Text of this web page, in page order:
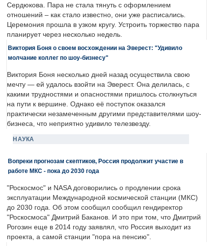
Сердюкова. Пара не стала тянуть с оформлением
отношений – как стало известно, они уже расписались.
Церемония прошла в узком кругу. Устроить торжество пара
планирует через несколько недель.
Виктория Боня о своем восхождении на Эверест: "Удивило
молчание коллег по шоу-бизнесу"
Виктория Боня несколько дней назад осуществила свою
мечту — ей удалось взойти на Эверест. Она делилась, с
какими трудностями и опасностями пришлось столкнуться
на пути к вершине. Однако её поступок оказался
практически незамеченным другими представителями шоу-
бизнеса, что неприятно удивило телезвезду.
НАУКА
Вопреки прогнозам скептиков, Россия продолжит участие в
работе МКС - пока до 2030 года
"Роскосмос" и NASA договорились о продлении срока
эксплуатации Международной космической станции (МКС)
до 2030 года. Об этом сообщил сообщил гендиректор
"Роскосмоса" Дмитрий Баканов. И это при том, что Дмитрий
Рогозин еще в 2014 году заявлял, что Россия выходит из
проекта, а самой станции "пора на пенсию".